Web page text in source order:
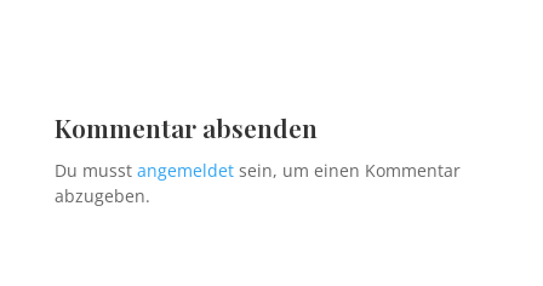
Kommentar absenden
Du musst angemeldetsein, um einen Kommentar
abzugeben.